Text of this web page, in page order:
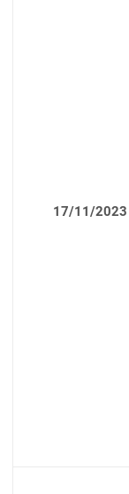
17/11/2023